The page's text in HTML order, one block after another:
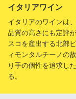
イタリアワイン
イタリアのワインは
品質の高さにも定評
スコを産出する北部
ィモンタルチーノの
り手の個性を追求し
る。